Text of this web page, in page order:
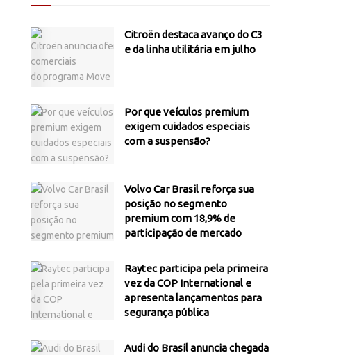
Citroën destaca avanço do C3
e da linha utilitária em julho
Por que veículos premium
exigem cuidados especiais
com a suspensão?
Volvo Car Brasil reforça sua
posição no segmento
premium com 18,9% de
participação de mercado
Raytec participa pela primeira
vez da COP International e
apresenta lançamentos para
segurança pública
Audi do Brasil anuncia chegada